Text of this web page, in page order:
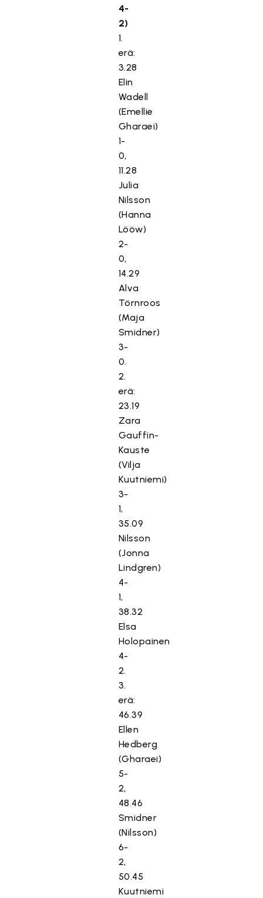
4-
2)
1.
erä:
3.28
Elin
Wadell
(Emellie
Gharaei)
1-
0,
11.28
Julia
Nilsson
(Hanna
Lööw)
2-
0,
14.29
Alva
Törnroos
(Maja
Smidner)
3-
0.
2.
erä:
23.19
Zara
Gauffin-
Kauste
(Vilja
Kuutniemi)
3-
1,
35.09
Nilsson
(Jonna
Lindgren)
4-
1,
38.32
Elsa
Holopainen
4-
2.
3.
erä:
46.39
Ellen
Hedberg
(Gharaei)
5-
2,
48.46
Smidner
(Nilsson)
6-
2,
50.45
Kuutniemi